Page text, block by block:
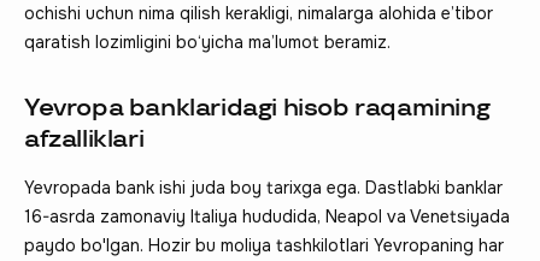
ochishi uchun nima qilish kerakligi, nimalarga alohida e’tibor
qaratish lozimligini bo‘yicha ma’lumot beramiz.
Yevropa banklaridagi hisob raqamining
afzalliklari
Yevropada bank ishi juda boy tarixga ega. Dastlabki banklar
16-asrda zamonaviy Italiya hududida, Neapol va Venetsiyada
paydo bo'lgan. Hozir bu moliya tashkilotlari Yevropaning har